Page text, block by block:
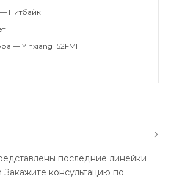
Питбайк
— Yinxiang 152FMI
последние линейки
Закажите консультацию по